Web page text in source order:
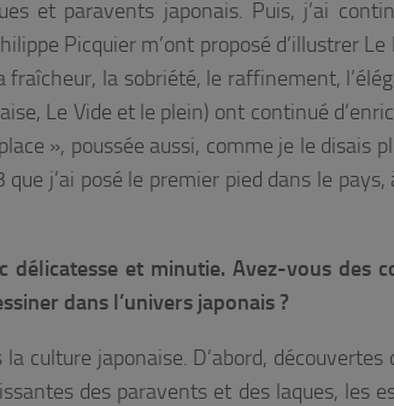
et paravents japonais. Puis, j’ai
Picquier m’ont proposé d’illustrer Le
la sobriété, le raffinement,
, Le Vide et le plein) ont continué
», poussée aussi, comme je le disais
j’ai posé le premier pied dans le pays,
délicatesse et minutie. Avez-vous des
dans l’univers japonais ?
culture japonaise. D’abord, découvertes
des paravents et des laques, les